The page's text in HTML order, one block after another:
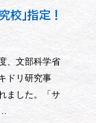
校」指定！
、文部科学省
ドリ研究事
ました。「サ